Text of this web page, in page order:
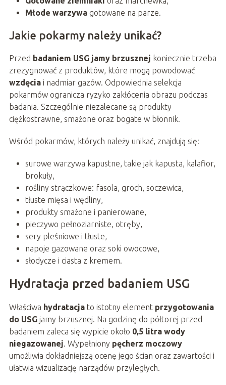
Młode warzywagotowane na parze.
Jakie pokarmy należy unikać?
Przed badaniem USG jamy brzusznej koniecznie trzeba
zrezygnować z produktów, które mogą powodować
wzdęciai nadmiar gazów. Odpowiednia selekcja
pokarmów ogranicza ryzyko zakłócenia obrazu podczas
badania. Szczególnie niezalecane są produkty
ciężkostrawne, smażone oraz bogate w błonnik.
Wśród pokarmów, których należy unikać, znajdują się:
surowe warzywa kapustne, takie jak kapusta, kalafior,
brokuły,
rośliny strączkowe: fasola, groch, soczewica,
tłuste mięsa i wędliny,
produkty smażone i panierowane,
pieczywo pełnoziarniste, otręby,
sery pleśniowe i tłuste,
napoje gazowane oraz soki owocowe,
słodycze i ciasta z kremem.
Hydratacja przed badaniem USG
Właściwa hydratacjato istotny element przygotowania
do USGjamy brzusznej. Na godzinę do półtorej przed
badaniem zaleca się wypicie około 0,5 litra wody
niegazowanej. Wypełniony pęcherz moczowy
umożliwia dokładniejszą ocenę jego ścian oraz zawartości i
ułatwia wizualizację narządów przyległych.